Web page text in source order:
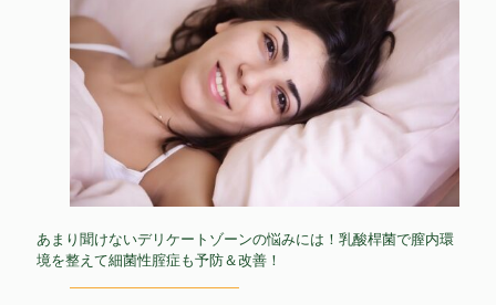
あまり聞けないデリケートゾーンの悩みには！乳酸桿菌で膣内環
境を整えて細菌性腟症も予防＆改善！